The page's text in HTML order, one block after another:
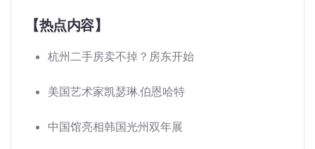
【热点内容】
杭州二手房卖不掉？房东开始
美国艺术家凯瑟琳.伯恩哈特
中国馆亮相韩国光州双年展